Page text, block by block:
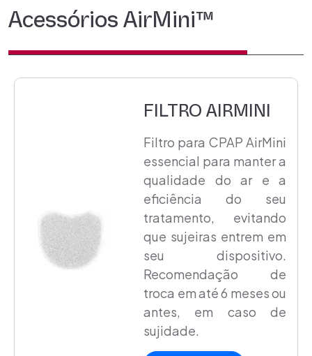
Acessórios AirMini™
FILTRO AIRMINI
Filtro para CPAP AirMini
essencial para manter a
qualidade do ar e a
eficiência do seu
tratamento, evitando
que sujeiras entrem em
seu dispositivo.
Recomendação de
troca em até 6 meses ou
antes, em caso de
sujidade.